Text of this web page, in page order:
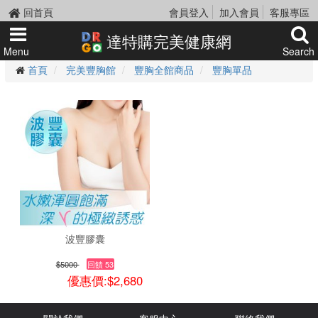
回首頁 會員登入 加入會員 客服專區
Menu 達特購完美健康網
Search
首頁
完美豐胸館 豐胸全館商品 豐胸單品
波豐膠囊
$5000 回饋 53
優惠價:$2,680